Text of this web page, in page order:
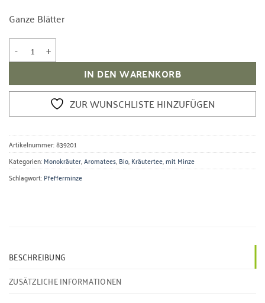
Ganze Blätter
Bio Pfefferminzblätter ganz Menge
IN DEN WARENKORB
ZUR WUNSCHLISTE HINZUFÜGEN
Artikelnummer:839201
Kategorien:Monokräuter,Aromatees,Bio,Kräutertee,mit Minze
Schlagwort:Pfefferminze
BESCHREIBUNG
ZUSÄTZLICHE INFORMATIONEN